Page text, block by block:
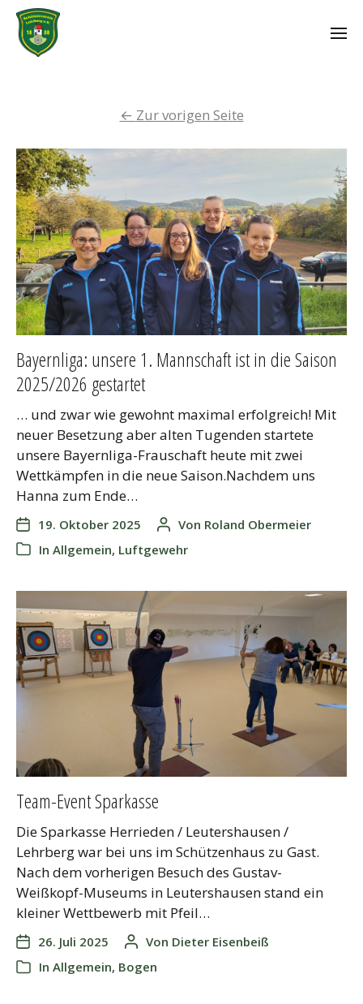
← Zur vorigen Seite
Bayernliga: unsere 1. Mannschaft ist in die Saison
2025/2026 gestartet
… und zwar wie gewohnt maximal erfolgreich! Mit
neuer Besetzung aber alten Tugenden startete
unsere Bayernliga-Frauschaft heute mit zwei
Wettkämpfen in die neue Saison.Nachdem uns
Hanna zum Ende…
19. Oktober 2025 Von Roland Obermeier
In Allgemein, Luftgewehr
Team-Event Sparkasse
Die Sparkasse Herrieden / Leutershausen /
Lehrberg war bei uns im Schützenhaus zu Gast.
Nach dem vorherigen Besuch des Gustav-
Weißkopf-Museums in Leutershausen stand ein
kleiner Wettbewerb mit Pfeil…
26. Juli 2025 Von Dieter Eisenbeiß
In Allgemein, Bogen